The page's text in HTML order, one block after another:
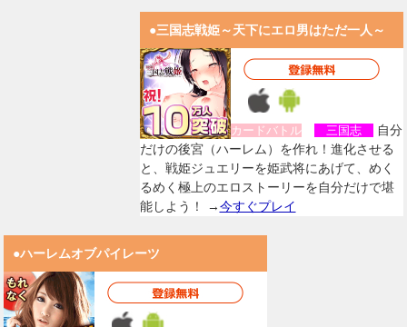
●三国志戦姫～天下にエロ男はただ一人～
カードバトル 三国志
自分
だけの後宮（ハーレム）を作れ！進化させる
と、戦姫ジュエリーを姫武将にあげて、めく
るめく極上のエロストーリーを自分だけで堪
能しよう！ →今すぐプレイ
●ハーレムオブパイレーツ